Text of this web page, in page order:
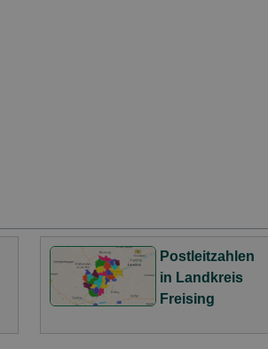
Postleitzahlen
in Landkreis
Freising